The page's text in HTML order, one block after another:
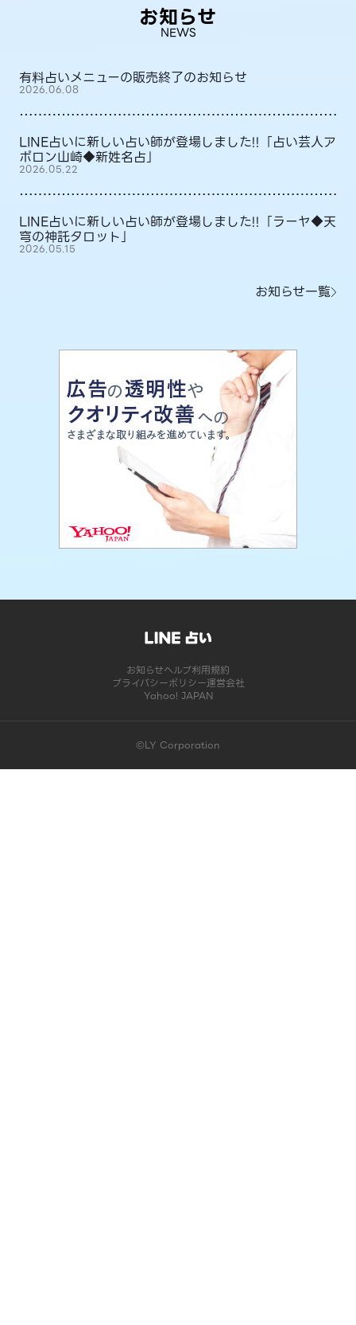
お知らせ
NEWS
有料占いメニューの販売終了のお知らせ
2026.06.08
LINE占いに新しい占い師が登場しました!!「占い芸人ア
ポロン山崎◆新姓名占」
2026.05.22
LINE占いに新しい占い師が登場しました!!「ラーヤ◆天
穹の神託タロット」
2026.05.15
お知らせ一覧
お知らせヘルプ利用規約
プライバシーポリシー運営会社
Yahoo! JAPAN
©LY Corporation
このコンテンツは掲載が終了しました | LINE占い